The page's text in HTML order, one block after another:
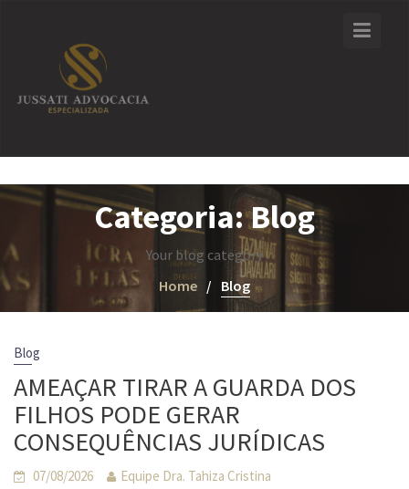
Categoria:Blog
Your blog category
Home
Blog
Blog
AMEAÇAR TIRAR A GUARDA DOS
FILHOS PODE GERAR
CONSEQUÊNCIAS JURÍDICAS
07/08/2026
Equipe Dra. Tahiza Cristina